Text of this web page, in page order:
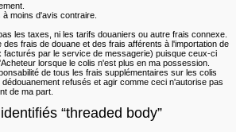
moins d'avis contraire.
les taxes, ni les tarifs douaniers ou autre frais connexe.
frais de douane et des frais afférents à l'importation de
par le service de messagerie) puisque ceux-ci
lorsque le colis n'est plus en ma possession.
de tous les frais supplémentaires sur les colis
refusés et agir comme ceci n'autorise pas
de ma part.
“threaded body”